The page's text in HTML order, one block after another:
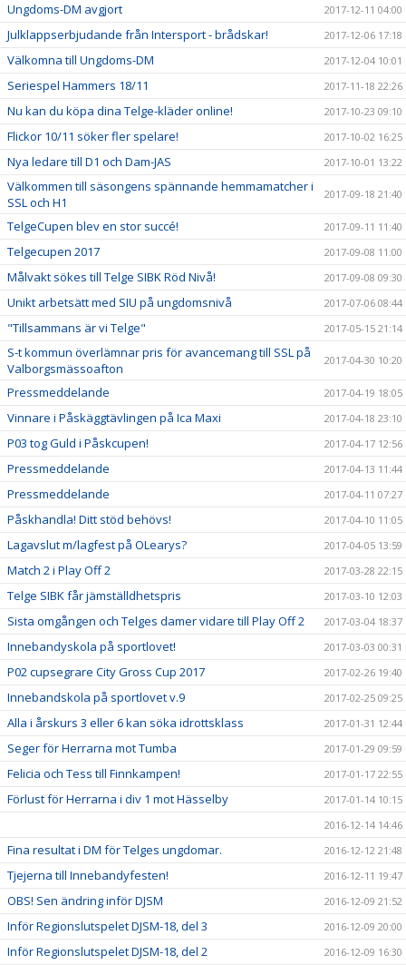
Ungdoms-DM avgjort 2017-12-11 04:00
Julklappserbjudande från Intersport - brådskar! 2017-12-06 17:18
Välkomna till Ungdoms-DM 2017-12-04 10:01
Seriespel Hammers 18/11 2017-11-18 22:26
Nu kan du köpa dina Telge-kläder online! 2017-10-23 09:10
Flickor 10/11 söker fler spelare! 2017-10-02 16:25
Nya ledare till D1 och Dam-JAS 2017-10-01 13:22
Välkommen till säsongens spännande hemmamatcher i
SSL och H1
2017-09-18 21:40
TelgeCupen blev en stor succé! 2017-09-11 11:40
Telgecupen 2017 2017-09-08 11:00
Målvakt sökes till Telge SIBK Röd Nivå! 2017-09-08 09:30
Unikt arbetsätt med SIU på ungdomsnivå 2017-07-06 08:44
"Tillsammans är vi Telge" 2017-05-15 21:14
S-t kommun överlämnar pris för avancemang till SSL på
Valborgsmässoafton
2017-04-30 10:20
Pressmeddelande 2017-04-19 18:05
Vinnare i Påskäggtävlingen på Ica Maxi 2017-04-18 23:10
P03 tog Guld i Påskcupen! 2017-04-17 12:56
Pressmeddelande 2017-04-13 11:44
Pressmeddelande 2017-04-11 07:27
Påskhandla! Ditt stöd behövs! 2017-04-10 11:05
Lagavslut m/lagfest på OLearys? 2017-04-05 13:59
Match 2 i Play Off 2 2017-03-28 22:15
Telge SIBK får jämställdhetspris 2017-03-10 12:03
Sista omgången och Telges damer vidare till Play Off 2 2017-03-04 18:37
Innebandyskola på sportlovet! 2017-03-03 00:31
P02 cupsegrare City Gross Cup 2017 2017-02-26 19:40
Innebandskola på sportlovet v.9 2017-02-25 09:25
Alla i årskurs 3 eller 6 kan söka idrottsklass 2017-01-31 12:44
Seger för Herrarna mot Tumba 2017-01-29 09:59
Felicia och Tess till Finnkampen! 2017-01-17 22:55
Förlust för Herrarna i div 1 mot Hässelby
2017-01-14 10:15
2016-12-14 14:46
Fina resultat i DM för Telges ungdomar. 2016-12-12 21:48
Tjejerna till Innebandyfesten! 2016-12-11 19:47
OBS! Sen ändring inför DJSM 2016-12-09 21:52
Inför Regionslutspelet DJSM-18, del 3 2016-12-09 20:00
Inför Regionslutspelet DJSM-18, del 2 2016-12-09 16:30